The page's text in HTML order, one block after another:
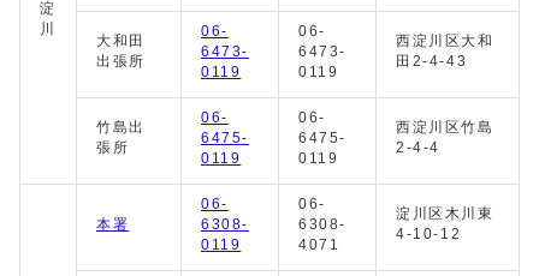
淀
川
大和田
出張所
06-
6473-
0119
06-
6473-
0119
西淀川区大和
田2-4-43
竹島出
張所
06-
6475-
0119
06-
6475-
0119
西淀川区竹島
2‐4‐4
本署
06-
6308-
0119
06-
6308-
4071
淀川区木川東
4-10-12